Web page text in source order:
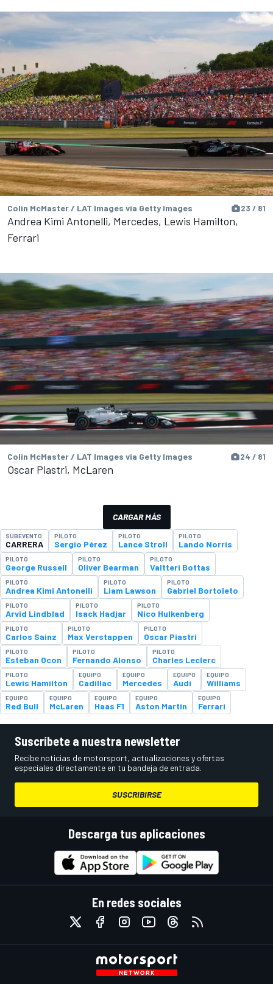
Colin McMaster / LAT Images via Getty Images 23 / 81
Andrea Kimi Antonelli, Mercedes, Lewis Hamilton,
Ferrari
Colin McMaster / LAT Images via Getty Images 24 / 81
Oscar Piastri, McLaren
CARGAR MÁS
SUBEVENTO
CARRERA
PILOTO
Sergio Pérez
PILOTO
Lance Stroll
PILOTO
Lando Norris
PILOTO
George Russell
PILOTO
Oliver Bearman
PILOTO
Valtteri Bottas
PILOTO
Andrea Kimi Antonelli
PILOTO
Liam Lawson
PILOTO
Gabriel Bortoleto
PILOTO
Arvid Lindblad
PILOTO
Isack Hadjar
PILOTO
Nico Hulkenberg
PILOTO
Carlos Sainz
PILOTO
Max Verstappen
PILOTO
Oscar Piastri
PILOTO
Esteban Ocon
PILOTO
Fernando Alonso
PILOTO
Charles Leclerc
PILOTO
Lewis Hamilton
EQUIPO
Cadillac
EQUIPO
Mercedes
EQUIPO
Audi
EQUIPO
Williams
EQUIPO
Red Bull
EQUIPO
McLaren
EQUIPO
Haas F1
EQUIPO
Aston Martin
EQUIPO
Ferrari
Suscríbete a nuestra newsletter
Recibe noticias de motorsport, actualizaciones y ofertas
especiales directamente en tu bandeja de entrada.
SUSCRIBIRSE
Descarga tus aplicaciones
En redes sociales